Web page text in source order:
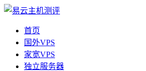
首页
国外VPS
家宽VPS
独立服务器